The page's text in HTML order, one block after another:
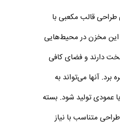
طراحی قالب مکعبی با
این مخزن در محیط‌هایی
دارند و فضای کافی
برد. آنها می‌تواند به
تولید شود. بسته
متناسب با نیاز